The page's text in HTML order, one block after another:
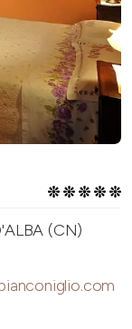
(CN)